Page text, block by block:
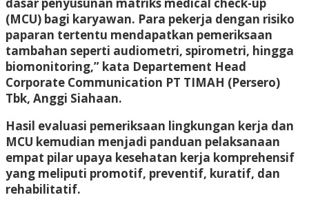
(MCU) bagi karyawan. Para pekerja dengan risiko
paparan tertentu mendapatkan pemeriksaan
tambahan seperti audiometri, spirometri, hingga
biomonitoring,” kata Departement Head
Corporate Communication PT TIMAH (Persero)
Tbk, Anggi Siahaan.
Hasil evaluasi pemeriksaan lingkungan kerja dan
MCU kemudian menjadi panduan pelaksanaan
empat pilar upaya kesehatan kerja komprehensif
yang meliputi promotif, preventif, kuratif, dan
rehabilitatif.